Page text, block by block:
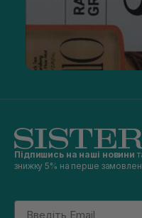
Підпишись на наші новини
знижку 5% на перше
Email